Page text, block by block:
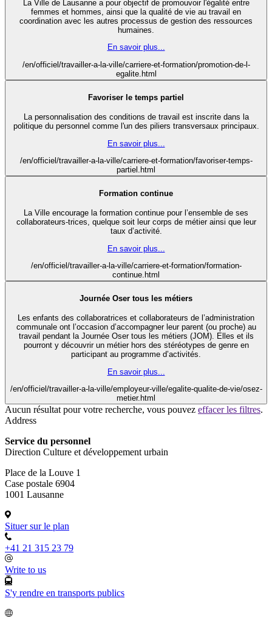
La Ville de Lausanne a pour objectif de promouvoir l'égalité entre
femmes et hommes, ainsi que la qualité de vie au travail en
coordination avec les autres processus de gestion des ressources
humaines.
En savoir plus...
/en/officiel/travailler-a-la-ville/carriere-et-formation/promotion-de-l-
egalite.html
Favoriser le temps partiel
La personnalisation des conditions de travail est inscrite dans la
politique du personnel comme l'un des piliers transversaux principaux.
En savoir plus...
/en/officiel/travailler-a-la-ville/carriere-et-formation/favoriser-temps-
partiel.html
Formation continue
La Ville encourage la formation continue pour l’ensemble de ses
collaborateurs-trices, quelque soit leur corps de métier ainsi que leur
taux d’activité.
En savoir plus...
/en/officiel/travailler-a-la-ville/carriere-et-formation/formation-
continue.html
Journée Oser tous les métiers
Les enfants des collaboratrices et collaborateurs de l’administration
communale ont l’occasion d’accompagner leur parent (ou proche) au
travail pendant la Journée Oser tous les métiers (JOM). Elles et ils
pourront y découvrir un métier hors des stéréotypes de genre en
participant au programme d’activités.
En savoir plus...
/en/officiel/travailler-a-la-ville/employeur-ville/egalite-qualite-de-vie/osez-
metier.html
Aucun résultat pour votre recherche, vous pouvez effacer les filtres.
Address
Service du personnel
Direction Culture et développement urbain
Place de la Louve 1
Case postale 6904
1001 Lausanne
Situer sur le plan
+41 21 315 23 79
Write to us
S'y rendre en transports publics